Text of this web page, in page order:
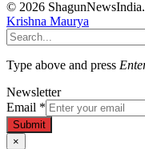
© 2026
Krishna Maurya
Type above and press
Newsletter
Email *
Submit
×